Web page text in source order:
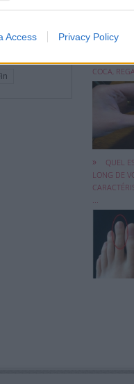
Access Privacy Policy
COCA,
coca,
QUEL
LONG DE
...
Dans
est